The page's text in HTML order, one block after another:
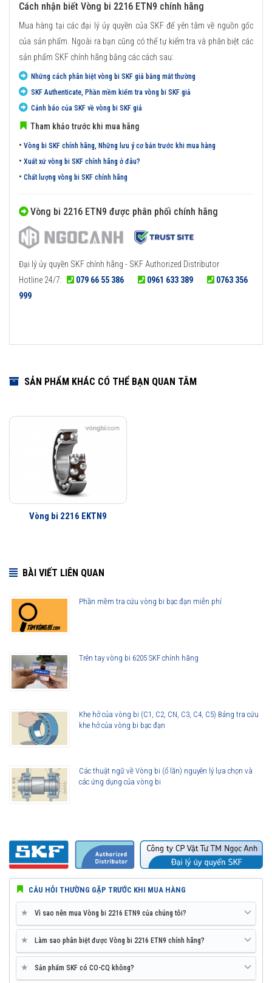
Cách nhận biết Vòng bi 2216 ETN9 chính hãng
Mua hàng tại các đại lý ủy quyền của SKF để yên tâm về nguồn gốc
của sản phẩm. Ngoài ra bạn cũng có thể tự kiểm tra và phân biệt các
sản phẩm SKF chính hãng bằng các cách sau:
Những cách phân biệt vòng bi SKF giả bằng mắt thường
SKF Authenticate, Phần mềm kiểm tra vòng bi SKF giả
Cảnh báo của SKF về vòng bi SKF giả
Tham khảo trước khi mua hãng
• Vòng bi SKF chính hãng, Những lưu ý cơ bản trước khi mua hàng
• Xuất xứ vòng bi SKF chính hãng ở đâu?
• Chất lượng vòng bi SKF chính hãng
Vòng bi 2216 ETN9 được phân phối chính hãng
Đại lý ủy quyền SKF chính hãng - SKF Authorized Distributor
Hotline 24/7:
079 66 55 386 0961 633 389
0763 356
999
SẢN PHẨM KHÁC CÓ THỂ BẠN QUAN TÂM
Vòng bi 2216 EKTN9
BÀI VIẾT LIÊN QUAN
Phần mềm tra cứu vòng bi bạc đạn miễn phí
Trên tay vòng bi 6205 SKF chính hãng
Khe hở của vòng bi (C1, C2, CN, C3, C4, C5) Bảng tra cứu
khe hở của vòng bi bạc đạn
Các thuật ngữ về Vòng bi (ổ lăn) nguyên lý lựa chọn và
các ứng dụng của vòng bi
CÂU HỎI THƯỜNG GẶP TRƯỚC KHI MUA HÀNG
★ Vì sao nên mua Vòng bi 2216 ETN9 của chúng tôi?
★ Làm sao phân biệt được Vòng bi 2216 ETN9 chính hãng?
★ Sản phẩm SKF có CO-CQ không?